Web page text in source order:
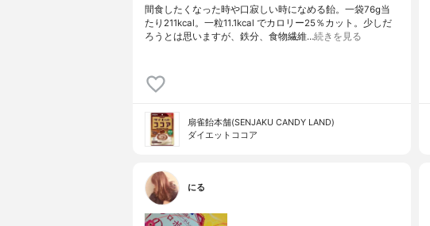
間食したくなった時や口寂しい時になめる飴。一袋76g当
たり211kcal。一粒11.1kcal でカロリー25％カット。少しだ
ろうとは思いますが、鉄分、食物繊維…続きを見る
扇雀飴本舗(SENJAKU CANDY LAND)
ダイエットココア
にる